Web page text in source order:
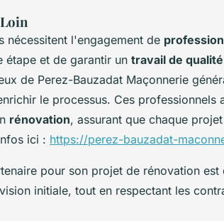
nécessitent l'engagement de
étape et de garantir un travail de qualité
de Perez-Bauzadat Maçonnerie
le processus. Ces professionnels
rénovation, assurant que chaque
ici : https://perez-bauzadat-
pour son projet de rénovation
initiale, tout en respectant les